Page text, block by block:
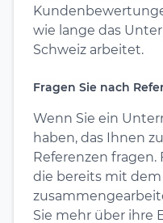
wie lange das
Schweiz arbeitet.
Fragen Sie nach
Wenn Sie ein
haben, das Ihnen
Referenzen fragen.
die bereits mit
Sie mehr über ihre